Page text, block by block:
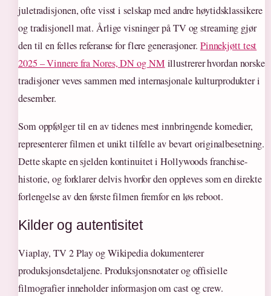
juletradisjonen, ofte visst i selskap med andre høytidsklassikere
og tradisjonell mat. Årlige visninger på TV og streaming gjør
den til en felles referanse for flere generasjoner. Pinnekjøtt test
2025 – Vinnere fra Nores, DN og NM illustrerer hvordan norske
tradisjoner veves sammen med internasjonale kulturprodukter i
desember.
Som oppfølger til en av tidenes mest innbringende komedier,
representerer filmen et unikt tilfelle av bevart originalbesetning.
Dette skapte en sjelden kontinuitet i Hollywoods franchise-
historie, og forklarer delvis hvorfor den oppleves som en direkte
forlengelse av den første filmen fremfor en løs reboot.
Kilder og autentisitet
Viaplay, TV 2 Play og Wikipedia dokumenterer
produksjonsdetaljene. Produksjonsnotater og offisielle
filmografier inneholder informasjon om cast og crew.